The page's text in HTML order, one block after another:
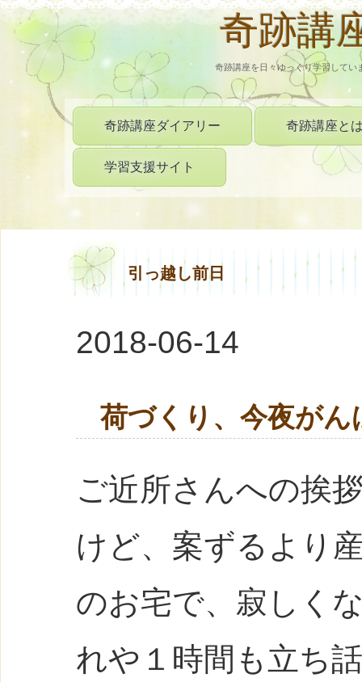
奇跡講
奇跡講座を日々ゆっくり学習してい
奇跡講座ダイアリー 奇跡講座と
学習支援サイト
引っ越し前日
2018-06-14
荷づくり、今夜がん
ご近所さんへの挨
けど、案ずるより
のお宅で、寂しく
れや１時間も立ち